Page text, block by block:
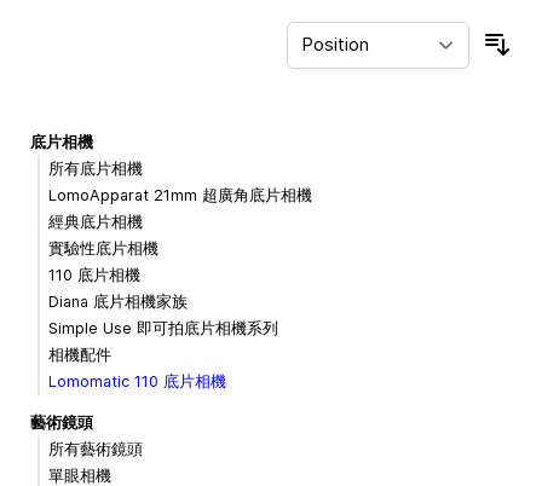
底片相機
所有底片相機
LomoApparat 21mm 超廣角底片相機
經典底片相機
實驗性底片相機
110 底片相機
Diana 底片相機家族
Simple Use 即可拍底片相機系列
相機配件
Lomomatic 110 底片相機
藝術鏡頭
所有藝術鏡頭
單眼相機